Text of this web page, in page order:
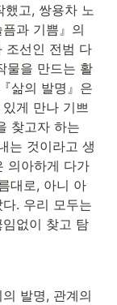
했고, 쌍용차 노
과 기쁨』의
조선인 전범 다
물을 만드는 활
삶의 발명』은
게 만나 기쁘
찾고자 하는
는 것이라고 생
의아하게 다가
대로, 아니 아
. 우리 모두는
없이 찾고 탐
발명, 관계의